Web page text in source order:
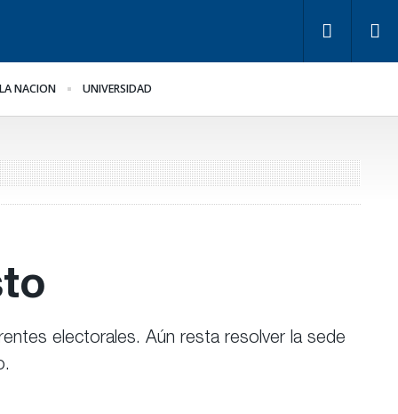
NACION UNIVERSIDAD
de
el empleo público y
electorales. Aún resta resolver la sede